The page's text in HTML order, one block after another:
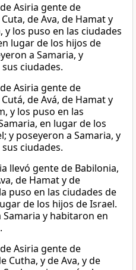
Asiria gente de
de Ava, de Hamat y
y los puso en las ciudades
lugar de los hijos de
a Samaria, y
ciudades.
Asiria gente de
de Avá, de Hamat y
y los puso en las
en lugar de los
y poseyeron a Samaria, y
ciudades.
llevó gente de Babilonia,
de Hamat y de
puso en las ciudades de
de los hijos de Israel.
y habitaron en
Asiria gente de
Cutha, y de Ava, y de